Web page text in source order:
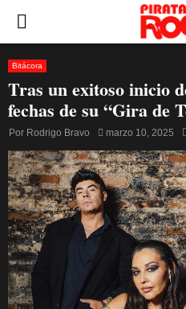
PRIMARY
MENU
Bitácora
Tras un exitoso inicio
fechas de su “Gira de
Por Rodrigo Bravo marzo 10, 2025